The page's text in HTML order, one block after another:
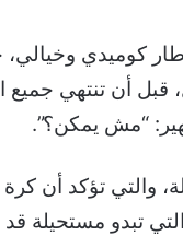
كوميدي
قبل أن تنتهي
“مش يمكن؟”.
والتي تؤكد أن
تبدو مستحيلة